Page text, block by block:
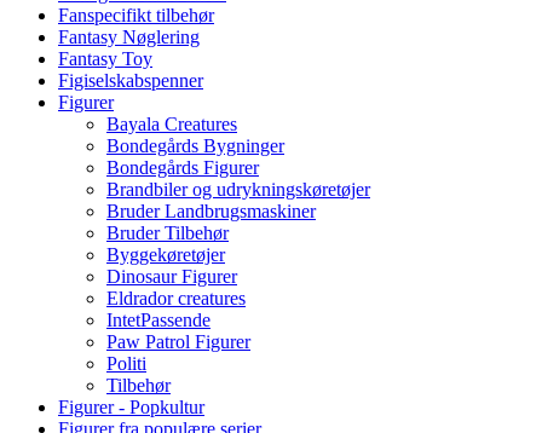
Fanspecifikt tilbehør
Fantasy Nøglering
Fantasy Toy
Figiselskabspenner
Figurer
Bayala Creatures
Bondegårds Bygninger
Bondegårds Figurer
Brandbiler og udrykningskøretøjer
Bruder Landbrugsmaskiner
Bruder Tilbehør
Byggekøretøjer
Dinosaur Figurer
Eldrador creatures
IntetPassende
Paw Patrol Figurer
Politi
Tilbehør
Figurer - Popkultur
Figurer fra populære serier